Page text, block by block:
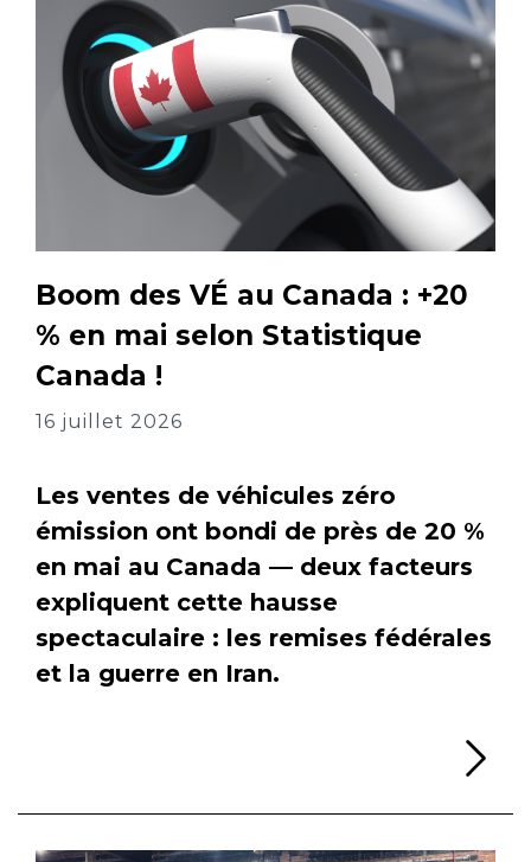
Boom des VÉ au Canada : +20
% en mai selon Statistique
Canada !
16 juillet 2026
Les ventes de véhicules zéro
émission ont bondi de près de 20 %
en mai au Canada — deux facteurs
expliquent cette hausse
spectaculaire : les remises fédérales
et la guerre en Iran.